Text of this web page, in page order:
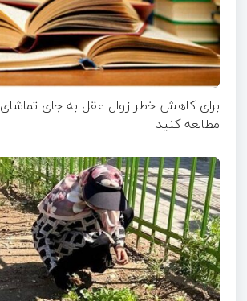
برای کاهش خطر زوال عقل به جای تماشای
مطالعه کنید